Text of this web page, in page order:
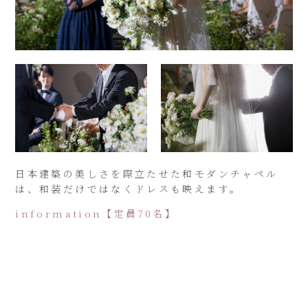
日本建築の美しさを際立たせた和モダンチャペル
は、和装だけではなくドレスも映えます。
information【定員70名】